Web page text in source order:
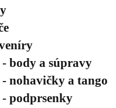
body a súpravy
nohavičky a tango
podprsenky